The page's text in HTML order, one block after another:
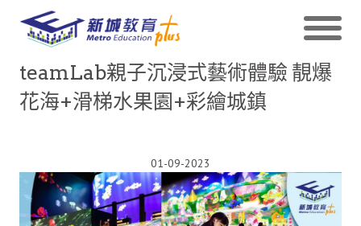
teamLab親子沉浸式藝術體驗 靚爆
花海+滑梯水果園+彩繪城鎮
01-09-2023